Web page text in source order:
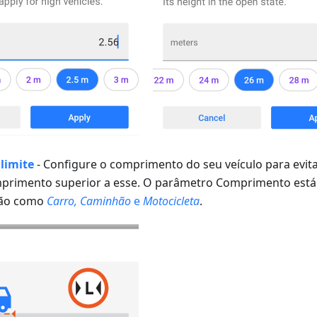
- Configure o comprimento do seu veículo para
superior a esse. O parâmetro Comprimento
como Carro, Caminhão eMotocicleta.